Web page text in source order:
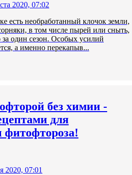
2020, 07:02
есть необработанный клочок земли,
в том числе пырей или сныть,
один сезон. Особых усилий
а именно перекапыв...
без химии -
для
2020, 07:01